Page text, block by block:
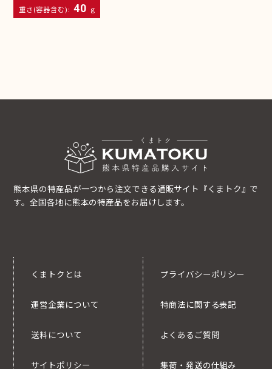
重さ(容器含む): 40 g
熊本県の特産品が一つから注文できる通販サイト『くまトク』で
す。全国各地に熊本の特産品をお届けします。
くまトクとは
運営企業について
送料について
サイトポリシー
プライバシーポリシー
特商法に関する表記
よくあるご質問
集荷・発送の仕組み